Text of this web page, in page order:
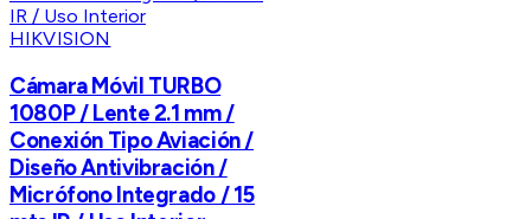
HIKVISION
Cámara Móvil TURBO
1080P / Lente 2.1 mm /
Conexión Tipo Aviación /
Diseño Antivibración /
Micrófono Integrado / 15